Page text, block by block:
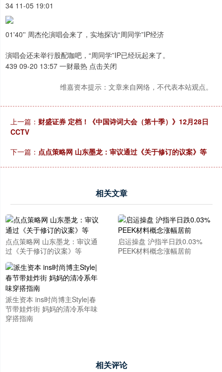
34 11-05 19:01
01'40'' 周杰伦演唱会来了，实地探访“周同学”IP经济
演唱会还未举行股配咖吧，“周同学”IP已经玩起来了。
439 09-20 13:57 一财最热 点击关闭
维嘉资本提示：文章来自网络，不代表本站观点。
上一篇： 财盛证券 定档！《中国诗词大会（第十季）》12月28日
CCTV
下一篇： 点点策略网 山东墨龙：审议通过《关于修订的议案》等
相关文章
点点策略网 山东墨龙：审议通
过《关于修订的议案》等
启运操盘 沪指半日跌0.03%
PEEK材料概念涨幅居前
派生资本 ins时尚博主Style|春
节带娃炸街 妈妈的清冷系年味
穿搭指南
相关评论